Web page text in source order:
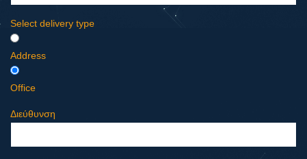
Select delivery type
Address
Office
Διεύθυνση